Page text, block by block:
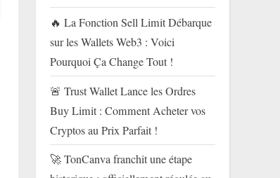
🔥 La Fonction Sell Limit Débarque
sur les Wallets Web3 : Voici
Pourquoi Ça Change Tout !
🚨 Trust Wallet Lance les Ordres
Buy Limit : Comment Acheter vos
Cryptos au Prix Parfait !
🚀 TonCanva franchit une étape